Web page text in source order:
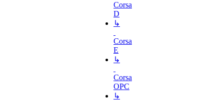
Corsa
D
↳
Corsa
E
↳
Corsa
OPC
↳